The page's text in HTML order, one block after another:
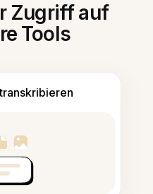
Zugriff auf
Tools